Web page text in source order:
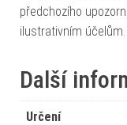
předchozího
ilustrativním účelům.
Další
Určení